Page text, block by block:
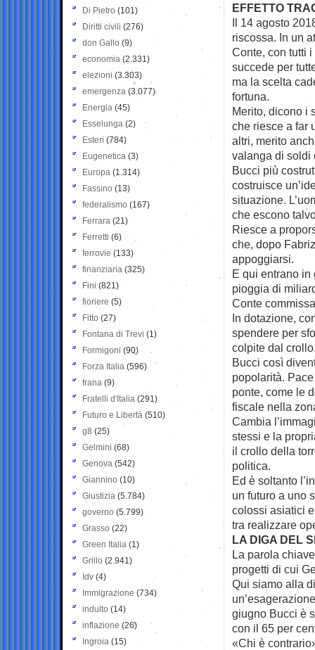
EFFETTO
Il 14 agosto
riscossa. In un
Conte, con tutti
succede per
ma la scelta
fortuna.
Merito, dicono i
che riesce a far
altri, merito
valanga di soldi
Bucci più
costruisce
situazione.
che escono
Riesce a
che, dopo
appoggiarsi.
E qui entrano in
pioggia di
Conte
In dotazione,
spendere per
colpite dal
Bucci così
popolarità.
ponte, come le
fiscale nella
Cambia
stessi e la
il crollo della
politica.
Ed è soltanto
un futuro a uno
colossi asiatici
tra realizzare
LA DIGA DEL
La parola
progetti di cui
Qui siamo alla
giugno Bucci è
con il 65 per
«Chi è
Di Pietro (101)
Diritti civili (276)
don Gallo (9)
economia (2.331)
elezioni (3.303)
emergenza (3.077)
Energia (45)
Esselunga (2)
Esteri (784)
Eugenetica (3)
Europa (1.314)
Fassino (13)
federalismo (167)
Ferrara (21)
Ferretti (6)
ferrovie (133)
finanziaria (325)
Fini (821)
fioriere (5)
Fitto (27)
Fontana di Trevi (1)
Formigoni (90)
Forza Italia (596)
frana (9)
Fratelli d'Italia (291)
Futuro e Libertà (510)
g8 (25)
Gelmini (68)
Genova (542)
Giannino (10)
Giustizia (5.784)
governo (5.799)
Grasso (22)
Green Italia (1)
Grillo (2.941)
Idv (4)
Immigrazione (734)
indulto (14)
inflazione (26)
Ingroia (15)